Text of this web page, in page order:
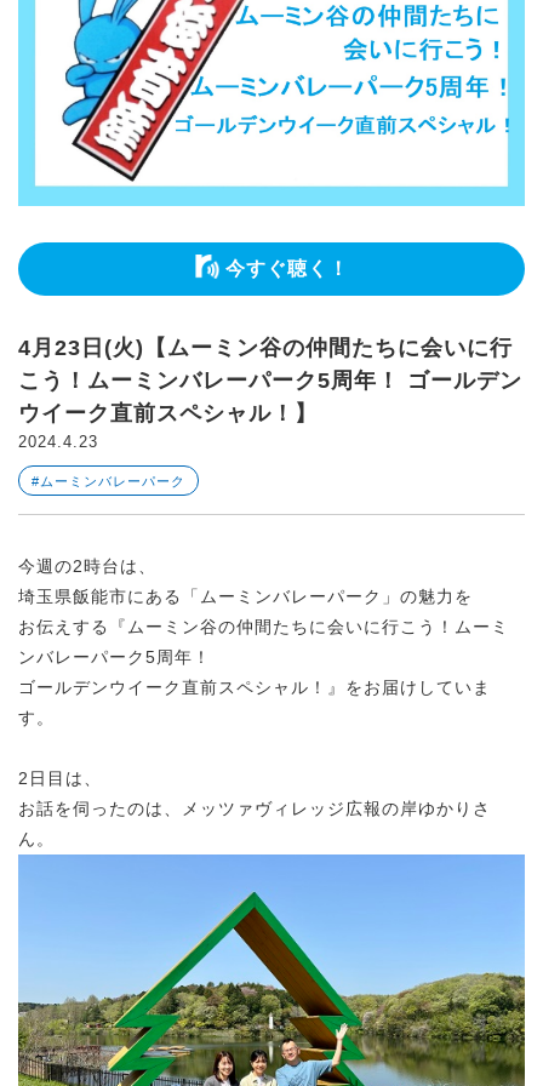
今すぐ聴く！
4月23日(火)【ムーミン谷の仲間たちに会いに行
こう！ムーミンバレーパーク5周年！ ゴールデン
ウイーク直前スペシャル！】
2024.4.23
#ムーミンバレーパーク
今週の2時台は、
埼玉県飯能市にある「ムーミンバレーパーク」の魅力を
お伝えする『ムーミン谷の仲間たちに会いに行こう！ムーミ
ンバレーパーク5周年！
ゴールデンウイーク直前スペシャル！』をお届けしていま
す。
2日目は、
お話を伺ったのは、メッツァヴィレッジ広報の岸ゆかりさ
ん。